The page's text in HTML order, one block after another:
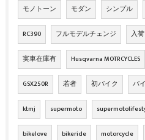
モノトーン モダン シンプル
RC390 フルモデルチェンジ 入荷
実車在庫有 Husqvarna MOTRCYCLES
GSX250R 若者 初バイク バ
ktmj supermoto
bikelove bikeride motorcycle